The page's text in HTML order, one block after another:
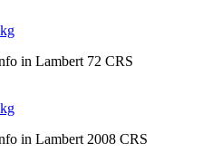
in Lambert 72 CRS
in Lambert 2008 CRS